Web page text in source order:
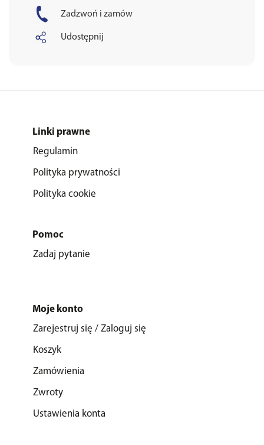
Zadzwoń i zamów
Udostępnij
Linki prawne
Regulamin
Polityka prywatności
Polityka cookie
Pomoc
Zadaj pytanie
Moje konto
Zarejestruj się / Zaloguj się
Koszyk
Zamówienia
Zwroty
Ustawienia konta